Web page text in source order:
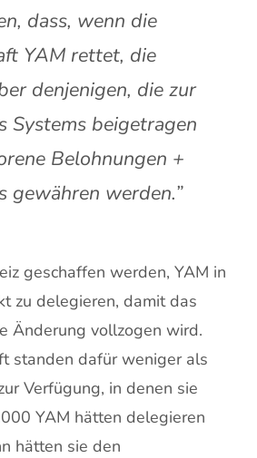
dass, wenn die
YAM rettet, die
denjenigen, die zur
Systems beigetragen
Belohnungen +
gewähren werden.”
geschaffen werden, YAM in
zu delegieren, damit das
Änderung vollzogen wird.
standen dafür weniger als
Verfügung, in denen sie
YAM hätten delegieren
hätten sie den